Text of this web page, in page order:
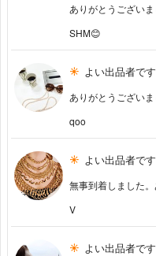
ありがとうござい
SHM😊
よい出品者です
ありがとうござい
qoo
よい出品者です
無事到着しました
V
よい出品者です